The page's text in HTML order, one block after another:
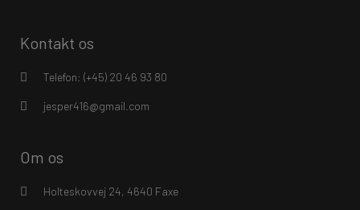
Kontakt os
Telefon: (+45) 20 46 93 80
jesper416@gmail.com
Om os
Holteskovvej 24, 4640 Faxe